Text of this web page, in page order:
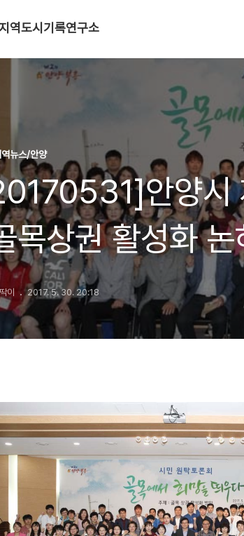
역도시기록연구소
역뉴스/안양
안양시
목상권 활성화
이 2017. 5. 30. 20:18